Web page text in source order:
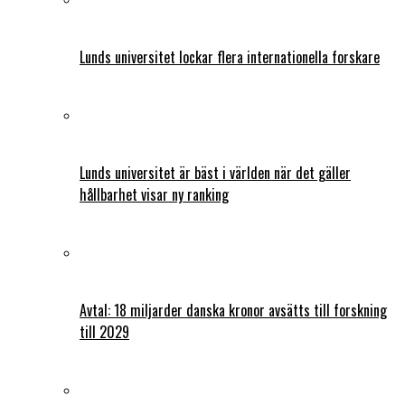
Lunds universitet lockar flera internationella forskare
Lunds universitet är bäst i världen när det gäller
hållbarhet visar ny ranking
Avtal: 18 miljarder danska kronor avsätts till forskning
till 2029